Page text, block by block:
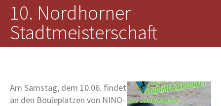
Boule
Gymnastik
10. Nordhorner
Stadtmeisterschaft
Am Samstag, dem 10.06. findet
an den Bouleplätzen von NINO-